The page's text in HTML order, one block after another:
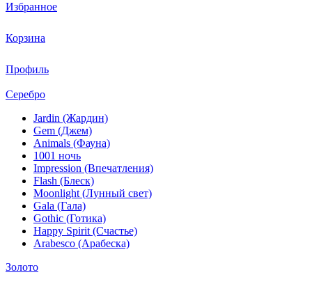
Избранное
Корзина
Профиль
Серебро
Jardin (Жардин)
Gem (Джем)
Animals (Фауна)
1001 ночь
Impression (Впечатления)
Flash (Блеск)
Moonlight (Лунный свет)
Gala (Гала)
Gothic (Готика)
Happy Spirit (Счастье)
Arabesco (Арабеска)
Золото